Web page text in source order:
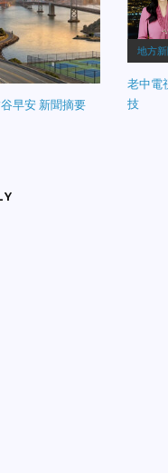
早安 新聞摘要
地方
老中電
技